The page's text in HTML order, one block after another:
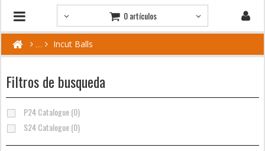
0 artículos
Incut Balls
Filtros de busqueda
P24 Catalogue (0)
S24 Catalogue (0)